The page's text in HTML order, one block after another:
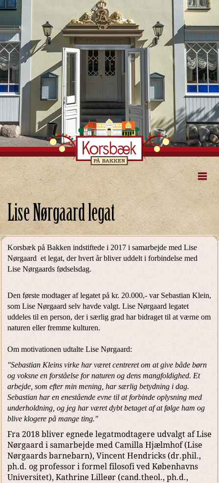
Lise Nørgaard legat
Korsbæk på Bakken indstiftede i 2017 i samarbejde med Lise
Nørgaard et legat, der hvert år bliver uddelt i forbindelse med
Lise Nørgaards fødselsdag.
Den første modtager af legatet på kr. 20.000,- var Sebastian Klein,
som Lise Nørgaard selv havde valgt. Lise Nørgaard legatet
uddeles til en person, der i særlig grad har bidraget til at værne om
naturen eller fremme kulturen.
Om motivationen udtalte Lise Nørgaard:
"Sebastian Kleins virke har været centreret om at give både børn
og voksne en forståelse for naturen og dens mangfoldighed. Et
arbejde, som efter min mening, har særlig betydning i dag.
Sebastian har en enestående evne til at forbinde oplysning med
underholdning, og jeg har været dybt betaget af at følge ham og
blive klogere på mange ting."
Fra 2018 bliver egnede legatmodtagere udvalgt af Lise
Nørgaard i samarbejde med Camilla Hjælmhof (Lise
Nørgaards barnebarn), Vincent Hendricks (dr.phil.,
ph.d. og professor i formel filosofi ved Københavns
Universitet), Kathrine Lilleør (cand.theol., ph.d.,